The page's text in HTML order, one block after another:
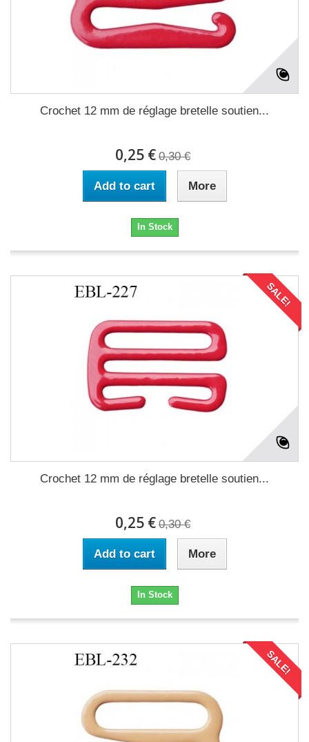
Crochet 12 mm de réglage bretelle soutien...
0,25 € 0,30 €
Add to cart More
In Stock
SALE!
Crochet 12 mm de réglage bretelle soutien...
0,25 € 0,30 €
Add to cart More
In Stock
SALE!